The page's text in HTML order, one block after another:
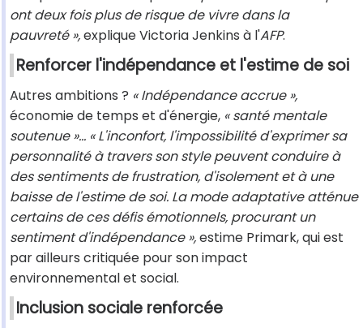
ont deux fois plus de risque de vivre dans la
pauvreté »,explique Victoria Jenkins à l'AFP.
Renforcer l'indépendance et l'estime de soi
Autres ambitions ? « Indépendance accrue »,
économie de temps et d'énergie, « santé mentale
soutenue »... « L'inconfort, l'impossibilité d'exprimer sa
personnalité à travers son style peuvent conduire à
des sentiments de frustration, d'isolement et à une
baisse de l'estime de soi. La mode adaptative atténue
certains de ces défis émotionnels, procurant un
sentiment d'indépendance »,estime Primark, qui est
par ailleurs critiquée pour son impact
environnemental et social.
Inclusion sociale renforcée